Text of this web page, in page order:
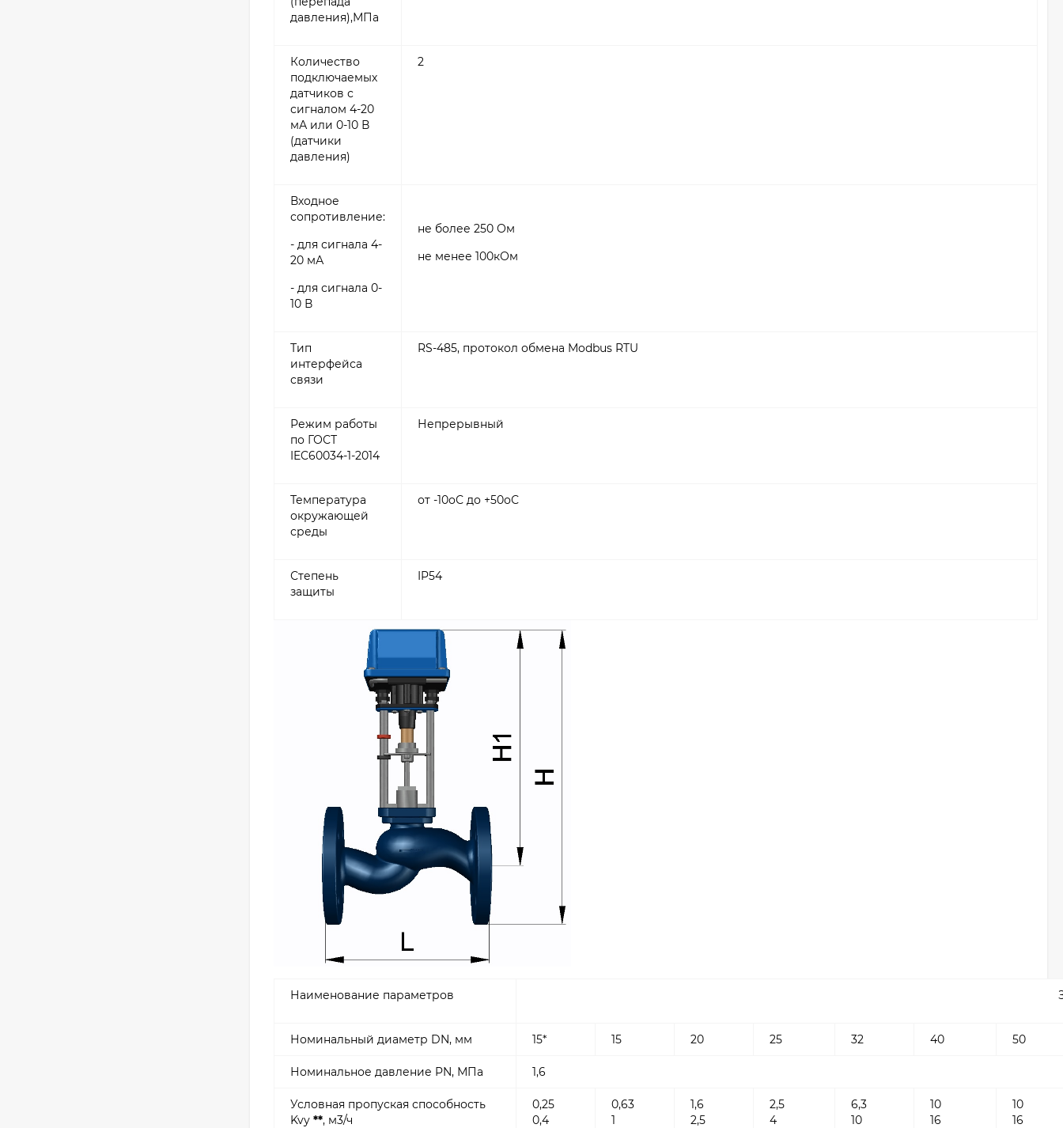
давления),МПа
Количество
подключаемых
датчиков с
сигналом 4-20
мА или 0-10 В
(датчики
давления)
2
Входное
сопротивление:
- для сигнала 4-
20 мА
- для сигнала 0-
10 В
не более 250 Ом
не менее 100кОм
Тип
интерфейса
связи
RS-485, протокол обмена Modbus RTU
Режим работы
по ГОСТ
IEC60034-1-2014
Непрерывный
Температура
окружающей
среды
от -10оС до +50оС
Степень
защиты
IP54
Наименование параметров
Номинальный диаметр DN, мм 15* 15 20 25 32 40 50
Номинальное давление PN, МПа 1,6
Условная пропуская способность
Kvy **, м3/ч
0,25
0,4
0,63
1
1,6
2,5
2,5
4
6,3
10
10
16
10
16